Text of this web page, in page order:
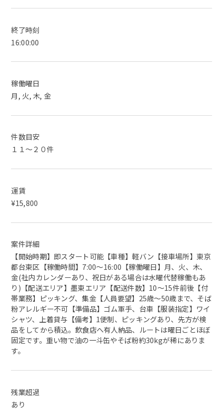
終了時刻
16:00:00
稼働曜日
月, 火, 木, 金
件数目安
１１～２０件
運賃
¥15,800
案件詳細
【開始時期】即スタート可能【車種】軽バン【接車場所】東京
都台東区【稼働時間】7:00〜16:00【稼働曜日】月、火、木、
金(社内カレンダーあり、祝日がある場合は水曜代替稼働もあ
り)【配送エリア】墨東エリア【配送件数】10〜15件前後【付
帯業務】ピッキング、集金【人員要望】25歳〜50歳まで、そば
粉アレルギー不可【準備品】ゴム軍手、台車【服装指定】ワイ
シャツ、上着貸与【備考】1便制、ピッキングあり、先方が検
品をしてから積込。飲食店へ有人納品、ルートは曜日ごとほぼ
固定です。重い物で油の一斗缶やそば粉約30kgが稀にありま
す。
残業超過
あり